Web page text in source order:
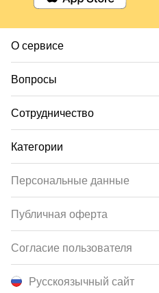
О сервисе
Вопросы
Сотрудничество
Категории
Русскоязычный сайт
Персональные данные
Публичная оферта
Согласие пользователя